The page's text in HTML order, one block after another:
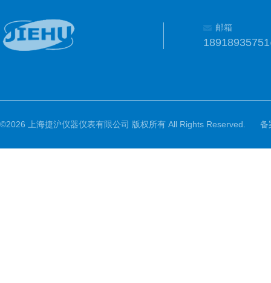
邮箱
©2026 上海捷沪仪器仪表有限公司 版权所有 All Rights Reserved. 备